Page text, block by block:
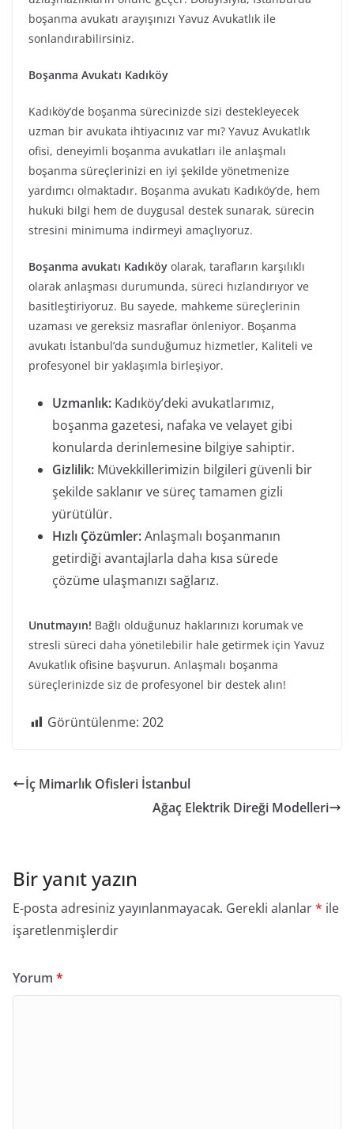
boşanma avukatı arayışınızı Yavuz Avukatlık ile
sonlandırabilirsiniz.
Boşanma Avukatı Kadıköy
Kadıköy’de boşanma sürecinizde sizi destekleyecek
uzman bir avukata ihtiyacınız var mı? Yavuz Avukatlık
ofisi, deneyimli boşanma avukatları ile anlaşmalı
boşanma süreçlerinizi en iyi şekilde yönetmenize
yardımcı olmaktadır. Boşanma avukatı Kadıköy’de, hem
hukuki bilgi hem de duygusal destek sunarak, sürecin
stresini minimuma indirmeyi amaçlıyoruz.
Boşanma avukatı Kadıköy olarak, tarafların karşılıklı
olarak anlaşması durumunda, süreci hızlandırıyor ve
basitleştiriyoruz. Bu sayede, mahkeme süreçlerinin
uzaması ve gereksiz masraflar önleniyor. Boşanma
avukatı İstanbul’da sunduğumuz hizmetler, Kaliteli ve
profesyonel bir yaklaşımla birleşiyor.
Uzmanlık: Kadıköy’deki avukatlarımız,
boşanma gazetesi, nafaka ve velayet gibi
konularda derinlemesine bilgiye sahiptir.
Gizlilik: Müvekkillerimizin bilgileri güvenli bir
şekilde saklanır ve süreç tamamen gizli
yürütülür.
Hızlı Çözümler:Anlaşmalı boşanmanın
getirdiği avantajlarla daha kısa sürede
çözüme ulaşmanızı sağlarız.
Unutmayın! Bağlı olduğunuz haklarınızı korumak ve
stresli süreci daha yönetilebilir hale getirmek için Yavuz
Avukatlık ofisine başvurun. Anlaşmalı boşanma
süreçlerinizde siz de profesyonel bir destek alın!
Görüntülenme: 202
İç Mimarlık Ofisleri İstanbul
Ağaç Elektrik Direği Modelleri
Bir yanıt yazın
E-posta adresiniz yayınlanmayacak. Gerekli alanlar* ile
işaretlenmişlerdir
Yorum *